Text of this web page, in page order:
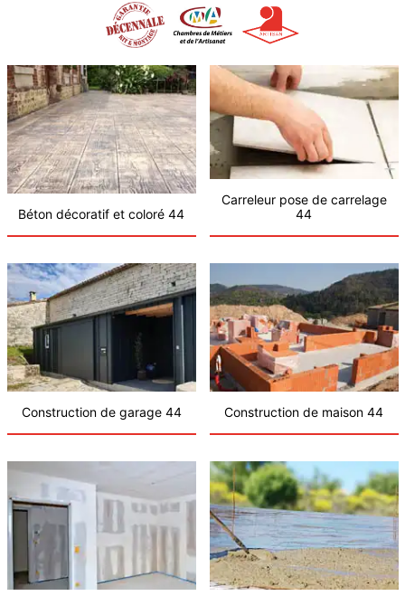
Béton décoratif et coloré 44
Carreleur pose de carrelage
44
Construction de garage 44 Construction de maison 44